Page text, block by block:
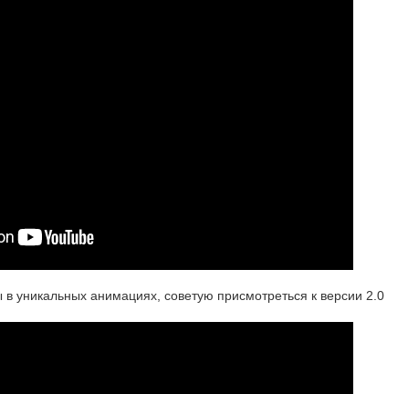
уникальных анимациях, советую присмотреться к версии 2.0